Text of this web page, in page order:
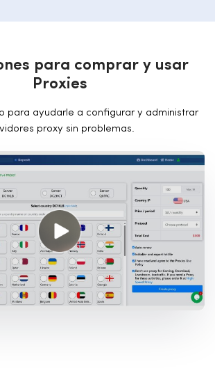
nes para comprar y usar
Proxies
para ayudarle a configurar y administrar
proxy sin problemas.